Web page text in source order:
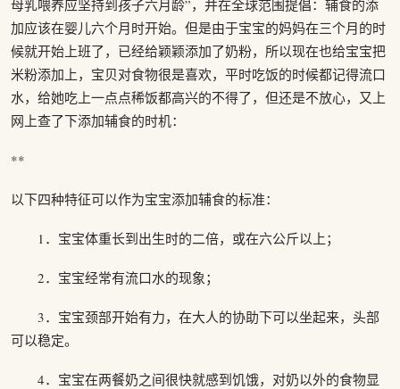
母乳喂养应坚持到孩子六月龄”，并在全球范围提倡：辅食的添
加应该在婴儿六个月时开始。但是由于宝宝的妈妈在三个月的时
候就开始上班了，已经给颖颖添加了奶粉，所以现在也给宝宝把
米粉添加上，宝贝对食物很是喜欢，平时吃饭的时候都记得流口
水，给她吃上一点点稀饭都高兴的不得了，但还是不放心，又上
网上查了下添加辅食的时机：
**
以下四种特征可以作为宝宝添加辅食的标准：
1．宝宝体重长到出生时的二倍，或在六公斤以上；
2．宝宝经常有流口水的现象；
3．宝宝颈部开始有力，在大人的协助下可以坐起来，头部
可以稳定。
4．宝宝在两餐奶之间很快就感到饥饿，对奶以外的食物显